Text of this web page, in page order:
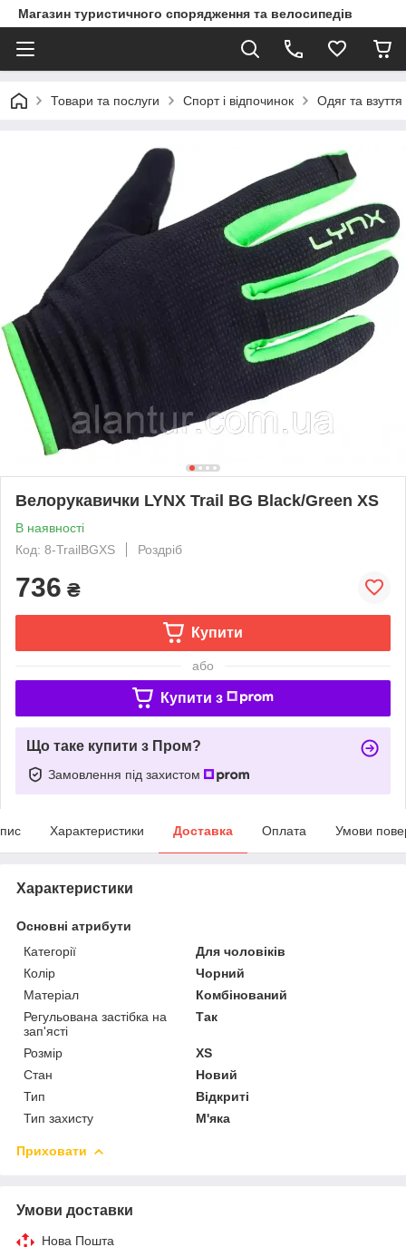
Магазин туристичного спорядження та велосипедів
Товари та послуги Спорт і відпочинок Одяг та
Велорукавички LYNX Trail BG Black/Green XS
В наявності
Код: 8-TrailBGXS
Роздріб
736 ₴
Купити
або
Купити з
Що таке купити з Пром?
Замовлення під захистом
Характеристики Доставка Оплата Умови
Характеристики
Основні атрибути
Категорії
Для чоловіків
Колір
Чорний
Матеріал
Комбінований
Регульована застібка на
зап'ясті
Так
Розмір
XS
Стан
Новий
Тип
Відкриті
Тип захисту
М'яка
Приховати
Умови доставки
Нова Пошта